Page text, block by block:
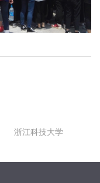
浙江科技大学